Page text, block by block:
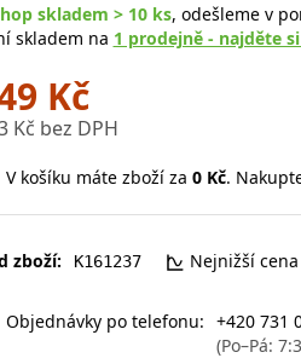
skladem > 10 ks, odešleme v
skladem na 1 prodejně - najděte
Kč
Kč bez DPH
V košíku máte zboží za 0 Kč.
zboží: K161237 Nejnižší
Objednávky po telefonu: +420 731
(Po–Pá: